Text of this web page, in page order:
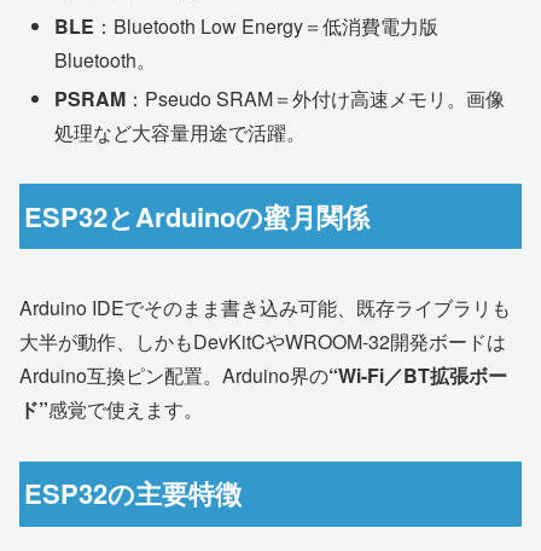
BLE ：Bluetooth Low Energy＝低消費電力版
Bluetooth。
PSRAM ：Pseudo SRAM＝外付け高速メモリ。画像
処理など大容量用途で活躍。
ESP32とArduinoの蜜月関係
Arduino IDEでそのまま書き込み可能、既存ライブラリも
大半が動作、しかもDevKitCやWROOM-32開発ボードは
Arduino互換ピン配置。Arduino界の“Wi-Fi／BT拡張ボー
ド”感覚で使えます。
ESP32の主要特徴